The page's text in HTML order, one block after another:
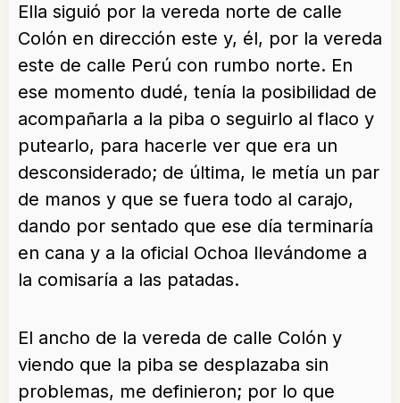
Ella siguió por la vereda norte de calle
Colón en dirección este y, él, por la vereda
este de calle Perú con rumbo norte. En
ese momento dudé, tenía la posibilidad de
acompañarla a la piba o seguirlo al flaco y
putearlo, para hacerle ver que era un
desconsiderado; de última, le metía un par
de manos y que se fuera todo al carajo,
dando por sentado que ese día terminaría
en cana y a la oficial Ochoa llevándome a
la comisaría a las patadas.
El ancho de la vereda de calle Colón y
viendo que la piba se desplazaba sin
problemas, me definieron; por lo que